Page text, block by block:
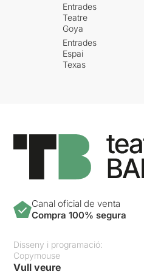
Entrades
Teatre
Goya
Entrades
Espai
Texas
Canal oficial de venta
Compra 100% segura
Disseny i programació:
Copymouse
Vull veure